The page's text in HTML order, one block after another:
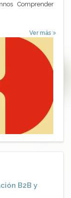
Comprender
Ver más
B2B y